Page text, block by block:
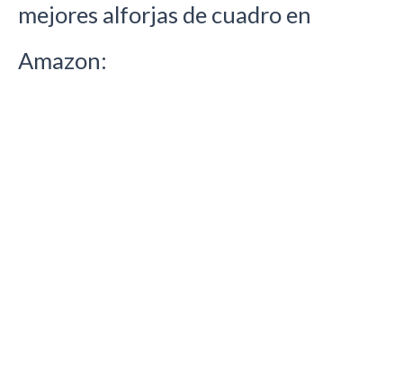
mejores alforjas de cuadro en
Amazon: